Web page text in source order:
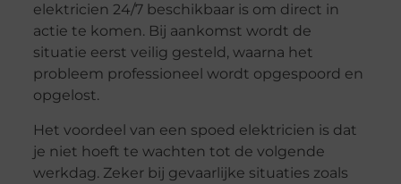
elektricien 24/7 beschikbaar is om direct in
actie te komen. Bij aankomst wordt de
situatie eerst veilig gesteld, waarna het
probleem professioneel wordt opgespoord en
opgelost.
Het voordeel van een spoed elektricien is dat
je niet hoeft te wachten tot de volgende
werkdag. Zeker bij gevaarlijke situaties zoals